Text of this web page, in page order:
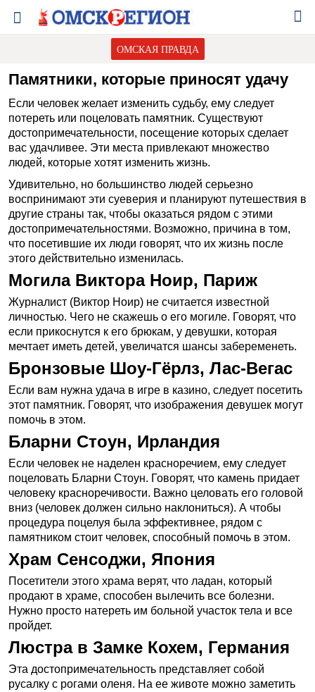
ОМСКАЯ ПРАВДА
Памятники, которые приносят удачу
Если человек желает изменить судьбу, ему следует
потереть или поцеловать памятник. Существуют
достопримечательности, посещение которых сделает
вас удачливее. Эти места привлекают множество
людей, которые хотят изменить жизнь.
Удивительно, но большинство людей серьезно
воспринимают эти суеверия и планируют путешествия в
другие страны так, чтобы оказаться рядом с этими
достопримечательностями. Возможно, причина в том,
что посетившие их люди говорят, что их жизнь после
этого действительно изменилась.
Могила Виктора Ноир, Париж
Журналист (Виктор Ноир) не считается известной
личностью. Чего не скажешь о его могиле. Говорят, что
если прикоснутся к его брюкам, у девушки, которая
мечтает иметь детей, увеличатся шансы забеременеть.
Бронзовые Шоу-Гёрлз, Лас-Вегас
Если вам нужна удача в игре в казино, следует посетить
этот памятник. Говорят, что изображения девушек могут
помочь в этом.
Бларни Стоун, Ирландия
Если человек не наделен красноречием, ему следует
поцеловать Бларни Стоун. Говорят, что камень придает
человеку красноречивости. Важно целовать его головой
вниз (человек должен сильно наклониться). А чтобы
процедура поцелуя была эффективнее, рядом с
памятником стоит человек, способный помочь в этом.
Храм Сенсоджи, Япония
Посетители этого храма верят, что ладан, который
продают в храме, способен вылечить все болезни.
Нужно просто натереть им больной участок тела и все
пройдет.
Люстра в Замке Кохем, Германия
Эта достопримечательность представляет собой
русалку с рогами оленя. На ее животе можно заметить